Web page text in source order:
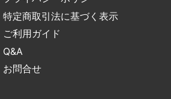
特定商取引法に基づく表示
ご利用ガイド
Q&A
お問合せ